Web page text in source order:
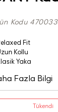
Kodu
Fit
Kollu
Yaka
Fazla Bilgi
Tükendi